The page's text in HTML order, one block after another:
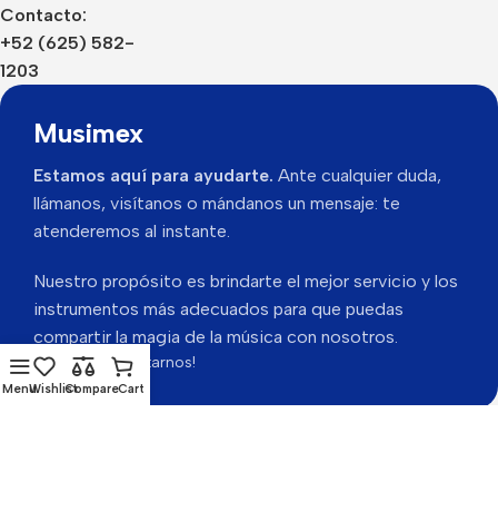
Contacto:
+52 (625) 582-
1203
Musimex
Estamos aquí para ayudarte. Ante cualquier duda,
llámanos, visítanos o mándanos un mensaje: te
atenderemos al instante.
Nuestro propósito es brindarte el mejor servicio y los
instrumentos más adecuados para que puedas
compartir la magia de la música con nosotros.
Gracias por visitarnos!
MenuWishlistCompareCart